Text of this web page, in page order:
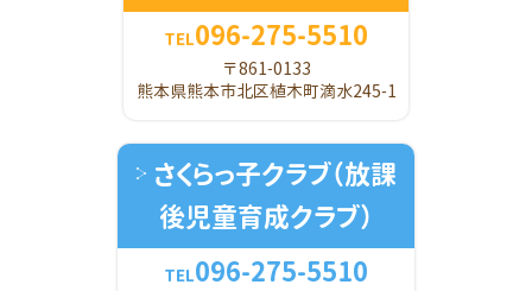
TEL096-275-5510
〒861-0133
熊本県熊本市北区植木町滴水245-1
さくらっ子クラブ（放課
後児童育成クラブ）
TEL096-275-5510